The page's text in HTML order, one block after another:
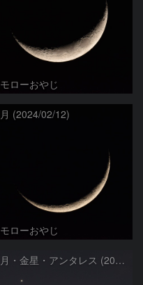
モローおやじ
月 (2024/02/12)
モローおやじ
月・金星・アンタレス (2024/1/9)